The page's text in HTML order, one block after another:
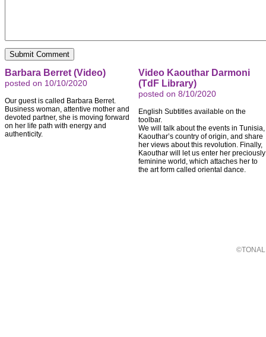
Barbara Berret (Video)
posted on 10/10/2020
Our guest is called Barbara Berret.
Business woman, attentive mother and
devoted partner, she is moving forward
on her life path with energy and
authenticity.
Video Kaouthar Darmoni
(TdF Library)
posted on 8/10/2020
English Subtitles available on the
toolbar.
We will talk about the events in Tunisia,
Kaouthar’s country of origin, and share
her views about this revolution. Finally,
Kaouthar will let us enter her preciously
feminine world, which attaches her to
the art form called oriental dance.